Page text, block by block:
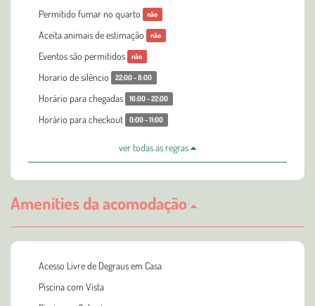
Permitido fumar no quarto não
Aceita animais de estimação não
Eventos são permitidos não
Horario de silêncio 22:00 - 8:00
Horário para chegadas 16:00 - 22:00
Horário para checkout 0:00 - 11:00
ver todas as regras
Amenities da acomodação
Acesso Livre de Degraus em Casa
Piscina com Vista